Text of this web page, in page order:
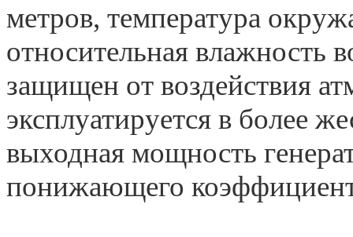
метров, температура
относительная влажность
защищен от воздействия
эксплуатируется в более
выходная мощность
понижающего